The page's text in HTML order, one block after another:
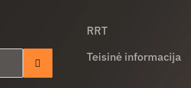
Prenumeruoti
RRT
Teisinė informacija